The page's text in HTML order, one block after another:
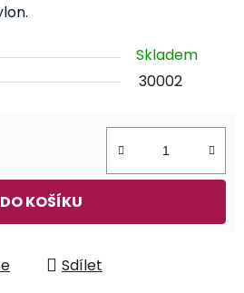
Skladem
30002
DO KOŠÍKU
Sdílet